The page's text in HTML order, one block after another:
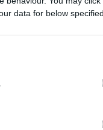
data for below
η